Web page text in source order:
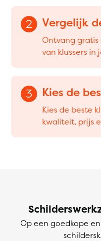
2 Vergelijk
Ontvang
van klussers in
3 Kies de
Kies de beste
kwaliteit, prijs
Op een goedkope